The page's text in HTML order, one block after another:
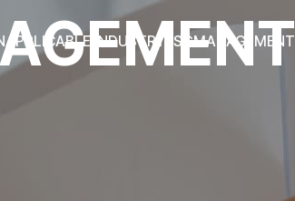
APPLICABLE INDUSTRY ESGMANAGEMENT